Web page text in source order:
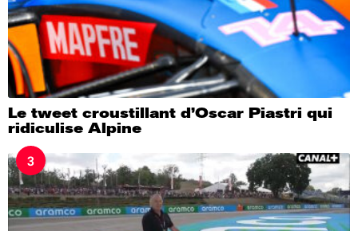
Le tweet croustillant d’Oscar Piastri qui
ridiculise Alpine
3